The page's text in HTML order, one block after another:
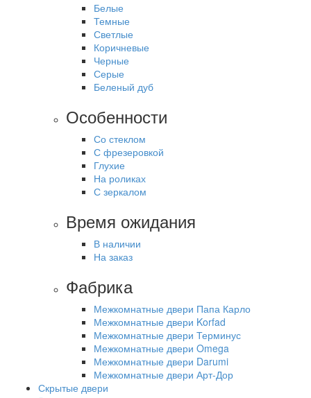
Белые
Темные
Светлые
Коричневые
Черные
Серые
Беленый дуб
Особенности
Со стеклом
С фрезеровкой
Глухие
На роликах
С зеркалом
Время ожидания
В наличии
На заказ
Фабрика
Межкомнатные двери Папа Карло
Межкомнатные двери Korfad
Межкомнатные двери Терминус
Межкомнатные двери Omega
Межкомнатные двери Darumi
Межкомнатные двери Арт-Дор
Скрытые двери